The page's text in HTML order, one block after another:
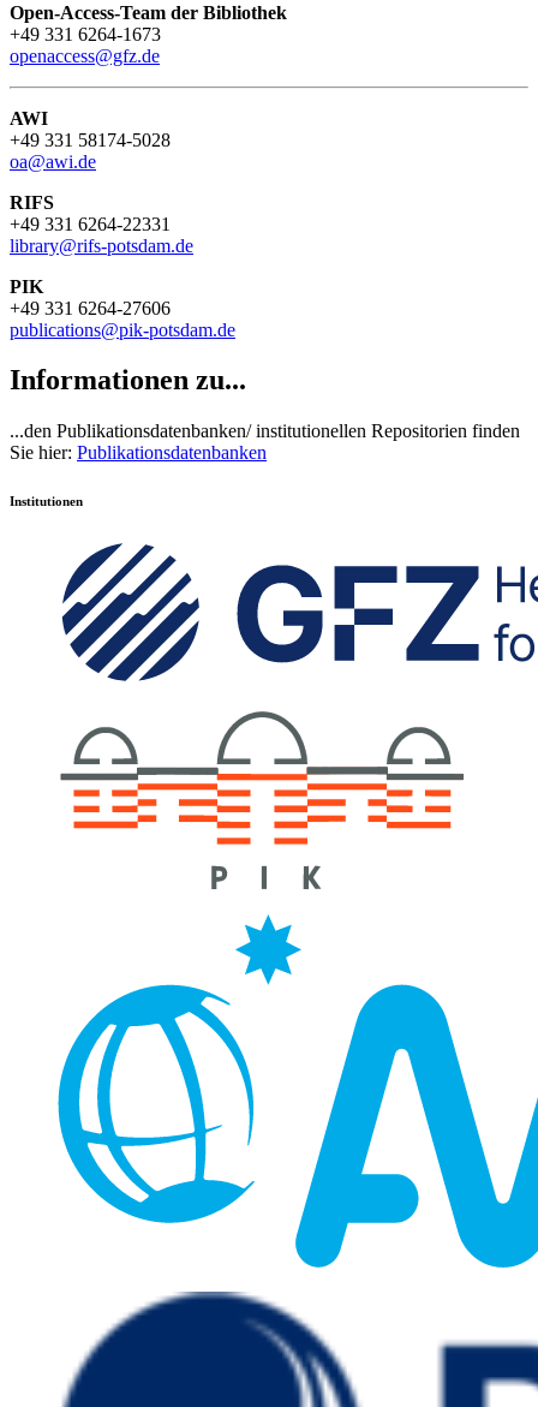
Open-Access-Team der Bibliothek
+49 331 6264-1673
openaccess@gfz.de
AWI
+49 331 58174-5028
oa@awi.de
RIFS
+49 331 6264-22331
library@rifs-potsdam.de
PIK
+49 331 6264-27606
publications@pik-potsdam.de
Informationen zu...
...den Publikationsdatenbanken/ institutionellen Repositorien finden
Sie hier: Publikationsdatenbanken
Institutionen